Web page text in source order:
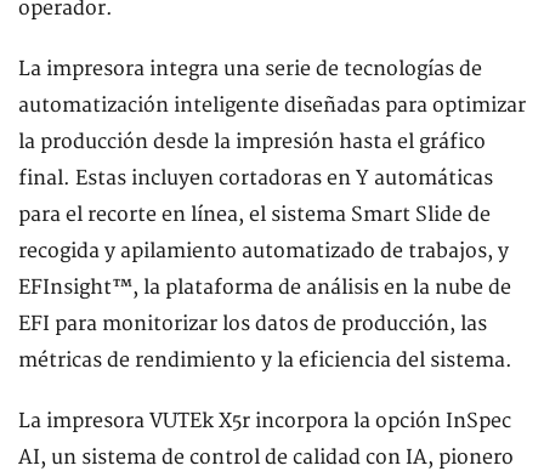
operador.
La impresora integra una serie de tecnologías de
automatización inteligente diseñadas para optimizar
la producción desde la impresión hasta el gráfico
final. Estas incluyen cortadoras en Y automáticas
para el recorte en línea, el sistema Smart Slide de
recogida y apilamiento automatizado de trabajos, y
EFInsight™, la plataforma de análisis en la nube de
EFI para monitorizar los datos de producción, las
métricas de rendimiento y la eficiencia del sistema.
La impresora VUTEk X5r incorpora la opción InSpec
AI, un sistema de control de calidad con IA, pionero